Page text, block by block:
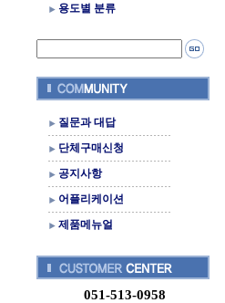
용도별 분류
질문과 대답
단체구매신청
공지사항
어플리케이션
제품메뉴얼
051-513-0958